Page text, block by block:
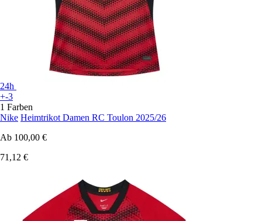
24h
+-3
1 Farben
Nike Heimtrikot Damen RC Toulon 2025/26
Ab 100,00 €
71,12 €